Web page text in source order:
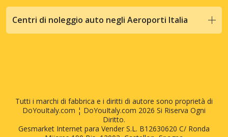
Centri di noleggio auto negli Aeroporti Italia
Tutti i marchi di fabbrica e i diritti di autore sono proprietà di
DoYouItaly.com ¦ DoYouItaly.com 2026 Si Riserva Ogni
Diritto.
Gesmarket Internet para Vender S.L. B12630620 C/ Ronda